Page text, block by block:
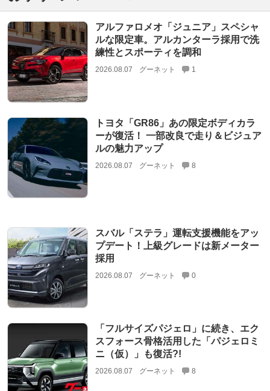
アルファロメオ「ジュニア」スペシャ
ルな限定車。アルカンターラ採用で洗
練性とスポーティを調和
2026.08.07 グーネット 1
トヨタ「GR86」あの限定ボディカラ
ーが復活！ 一部改良で走り＆ビジュア
ルの魅力アップ
2026.08.07 グーネット 8
スバル「ステラ」運転支援機能をアッ
プデート！上級グレードは新メーター
採用
2026.08.07 グーネット 0
「フルサイズパジェロ」に続き、エク
スフォース骨格活用した「パジェロミ
ニ（仮）」も復活?!
2026.08.07 グーネット 8